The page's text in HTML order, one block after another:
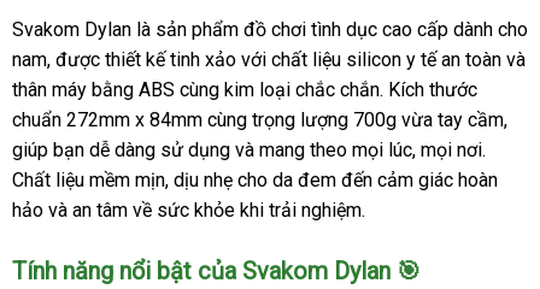
Svakom Dylan là sản phẩm đồ chơi tình dục cao cấp dành cho
nam, được thiết kế tinh xảo với chất liệu silicon y tế an toàn và
thân máy bằng ABS cùng kim loại chắc chắn. Kích thước
chuẩn 272mm x 84mm cùng trọng lượng 700g vừa tay cầm,
giúp bạn dễ dàng sử dụng và mang theo mọi lúc, mọi nơi.
Chất liệu mềm mịn, dịu nhẹ cho da đem đến cảm giác hoàn
hảo và an tâm về sức khỏe khi trải nghiệm.
Tính năng nổi bật của Svakom Dylan 🎯